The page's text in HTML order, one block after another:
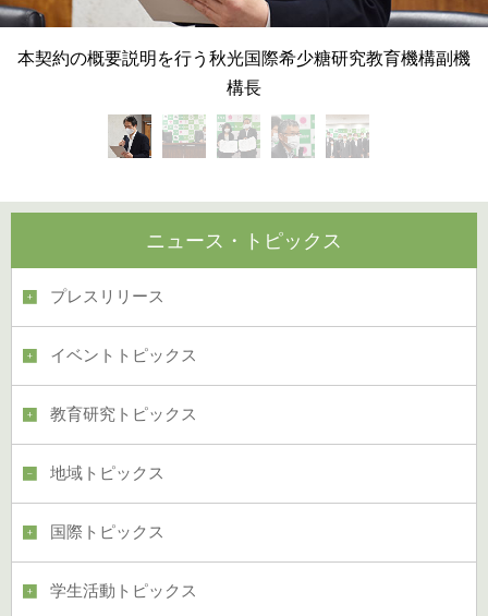
本契約の概要説明を行う秋光国際希少糖研究教育機構副機
構長
ニュース・トピックス
プレスリリース
イベントトピックス
教育研究トピックス
地域トピックス
国際トピックス
学生活動トピックス